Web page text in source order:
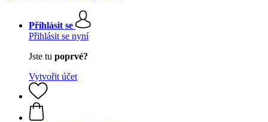
Přihlásit se
Přihlásit se nyní
Jste tu poprvé?
Vytvořit účet